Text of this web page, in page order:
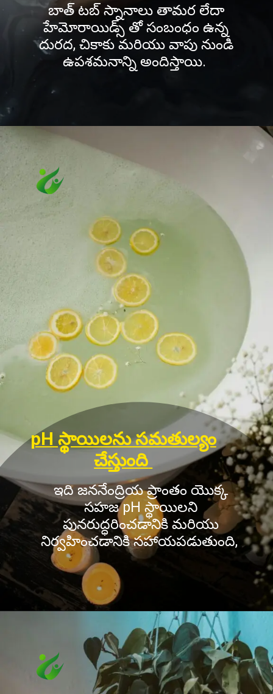
బాత్ టబ్ స్నానాలు తామర లేదా
హేమోరాయిడ్స్ తో సంబంధం ఉన్న
దురద, చికాకు మరియు వాపు నుండి
ఉపశమనాన్ని అందిస్తాయి.
pH స్థాయిలను సమతుల్యం
చేస్తుంది
ఇది జననేంద్రియ ప్రాంతం యొక్క
సహజ pH స్థాయిలని
పునరుద్ధరించడానికి మరియు
నిర్వహించడానికి సహాయపడుతుంది,